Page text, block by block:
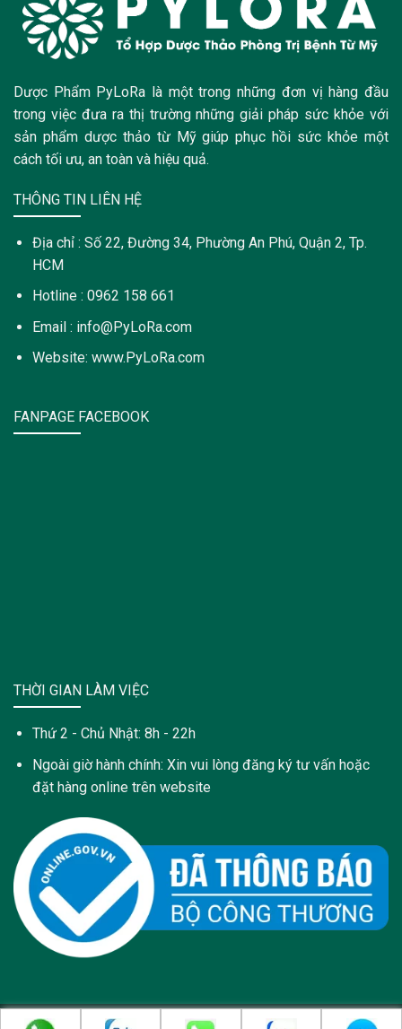
Dược Phẩm PyLoRa là một trong những đơn vị hàng đầu
trong việc đưa ra thị trường những giải pháp sức khỏe với
sản phẩm dược thảo từ Mỹ giúp phục hồi sức khỏe một
cách tối ưu, an toàn và hiệu quả.
THÔNG TIN LIÊN HỆ
Địa chỉ : Số 22, Đường 34, Phường An Phú, Quận 2, Tp.
HCM
Hotline : 0962 158 661
Email : info@PyLoRa.com
Website: www.PyLoRa.com
FANPAGE FACEBOOK
THỜI GIAN LÀM VIỆC
Thứ 2 - Chủ Nhật: 8h - 22h
Ngoài giờ hành chính: Xin vui lòng đăng ký tư vấn hoặc
đặt hàng online trên website
Copyright 2021 © Trang web này được sở hữu và quản lý bởi: